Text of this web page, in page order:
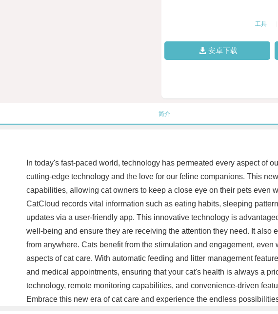
工具
安卓下载
简介
In today's fast-paced world, technology has permeated every aspect of
cutting-edge technology and the love for our feline companions. This
capabilities, allowing cat owners to keep a close eye on their pets even
CatCloud records vital information such as eating habits, sleeping
updates via a user-friendly app. This innovative technology is
well-being and ensure they are receiving the attention they need. It
from anywhere. Cats benefit from the stimulation and engagement,
aspects of cat care. With automatic feeding and litter management
and medical appointments, ensuring that your cat's health is always a
technology, remote monitoring capabilities, and convenience-driven
Embrace this new era of cat care and experience the endless